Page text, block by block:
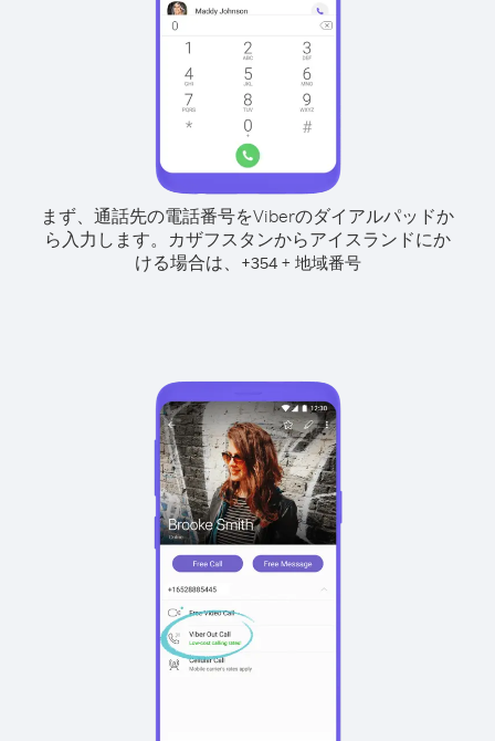
まず、通話先の電話番号をViberのダイアルパッドか
ら入力します。 カザフスタンからアイスランドにか
ける場合は、
+354+ 地域番号